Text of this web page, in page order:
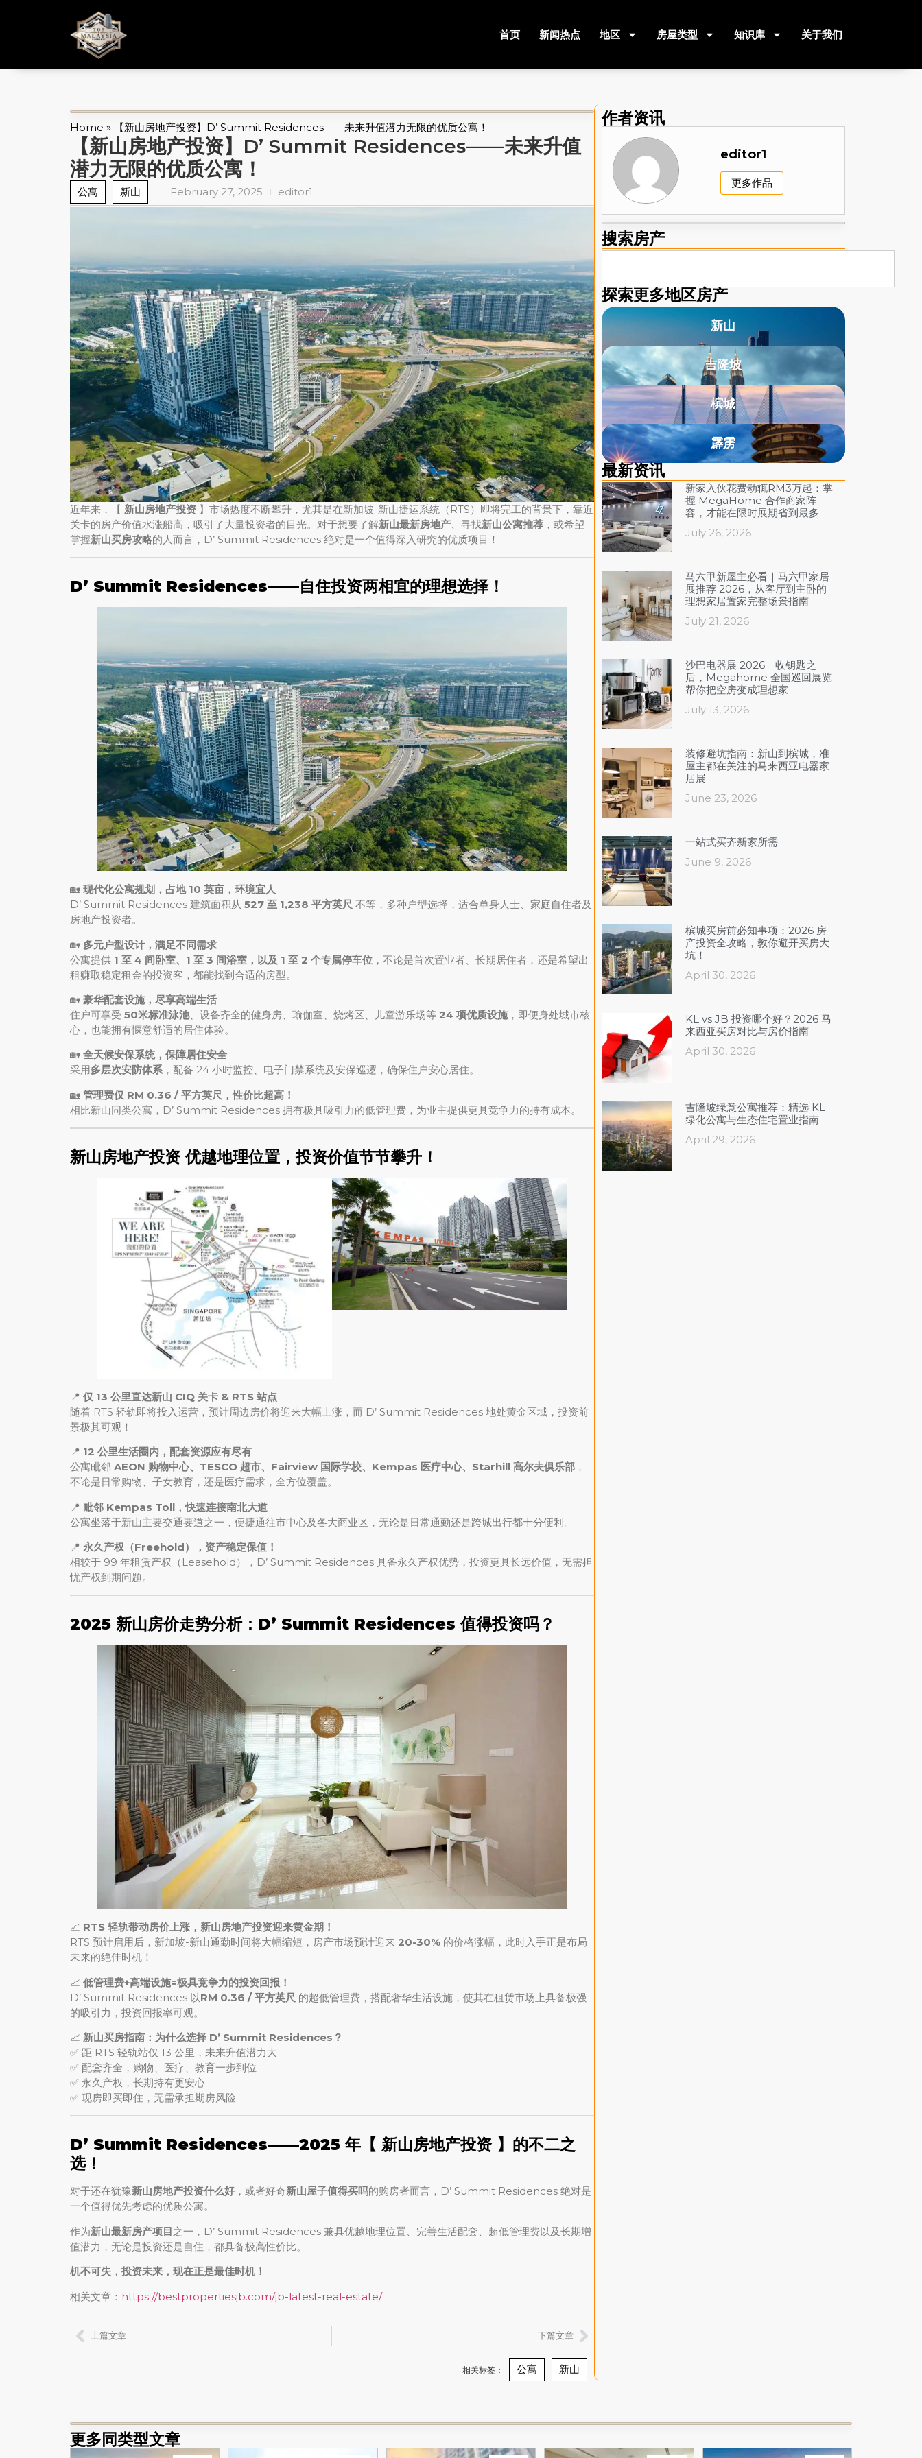
首页 新闻热点 地区 房屋类型 知识库 关于我们
Home » 【新山房地产投资】D’ Summit Residences——未来升值潜力无限的优质公寓！
【新山房地产投资】D’ Summit Residences——未来升值
潜力无限的优质公寓！
公寓 新山 February 27, 2025 editor1
近年来，【 新山房地产投资 】市场热度不断攀升，尤其是在新加坡-新山捷运系统（RTS）即将完工的背景下，靠近
关卡的房产价值水涨船高，吸引了大量投资者的目光。对于想要了解新山最新房地产、寻找新山公寓推荐 ，或希望
掌握新山买房攻略的人而言，D’ Summit Residences 绝对是一个值得深入研究的优质项目！
D’ Summit Residences——自住投资两相宜的理想选择！
🏡 现代化公寓规划，占地 10 英亩，环境宜人
D’ Summit Residences 建筑面积从 527 至 1,238 平方英尺 不等，多种户型选择，适合单身人士、家庭自住者及
房地产投资者。
🏡 多元户型设计，满足不同需求
公寓提供 1 至 4 间卧室、1 至 3 间浴室，以及 1 至 2 个专属停车位 ，不论是首次置业者、长期居住者，还是希望出
租赚取稳定租金的投资客，都能找到合适的房型。
🏡 豪华配套设施，尽享高端生活
住户可享受 50米标准泳池、设备齐全的健身房、瑜伽室、烧烤区、儿童游乐场等 24 项优质设施，即便身处城市核
心，也能拥有惬意舒适的居住体验。
🏡 全天候安保系统，保障居住安全
采用多层次安防体系，配备 24 小时监控、电子门禁系统及安保巡逻，确保住户安心居住。
🏡 管理费仅 RM 0.36 / 平方英尺，性价比超高！
相比新山同类公寓，D’ Summit Residences 拥有极具吸引力的低管理费，为业主提供更具竞争力的持有成本。
新山房地产投资 优越地理位置，投资价值节节攀升！
📍 仅 13 公里直达新山 CIQ 关卡 & RTS 站点
随着 RTS 轻轨即将投入运营，预计周边房价将迎来大幅上涨，而 D’ Summit Residences 地处黄金区域，投资前
景极其可观！
📍 12 公里生活圈内，配套资源应有尽有
公寓毗邻 AEON 购物中心、TESCO 超市、Fairview 国际学校、Kempas 医疗中心、Starhill 高尔夫俱乐部 ，
不论是日常购物、子女教育，还是医疗需求，全方位覆盖。
📍 毗邻 Kempas Toll，快速连接南北大道
公寓坐落于新山主要交通要道之一，便捷通往市中心及各大商业区，无论是日常通勤还是跨城出行都十分便利。
📍 永久产权（Freehold），资产稳定保值！
相较于 99 年租赁产权（Leasehold），D’ Summit Residences 具备永久产权优势，投资更具长远价值，无需担
忧产权到期问题。
2025 新山房价走势分析：D’ Summit Residences 值得投资吗？
📈 RTS 轻轨带动房价上涨，新山房地产投资迎来黄金期！
RTS 预计启用后，新加坡-新山通勤时间将大幅缩短，房产市场预计迎来 20-30% 的价格涨幅，此时入手正是布局
未来的绝佳时机！
📈 低管理费+高端设施=极具竞争力的投资回报！
D’ Summit Residences 以RM 0.36 / 平方英尺 的超低管理费，搭配奢华生活设施，使其在租赁市场上具备极强
的吸引力，投资回报率可观。
📈 新山买房指南：为什么选择 D’ Summit Residences？
✅ 距 RTS 轻轨站仅 13 公里，未来升值潜力大
✅ 配套齐全，购物、医疗、教育一步到位
✅ 永久产权，长期持有更安心
✅ 现房即买即住，无需承担期房风险
D’ Summit Residences——2025 年【 新山房地产投资 】的不二之
选！
对于还在犹豫新山房地产投资什么好 ，或者好奇新山屋子值得买吗的购房者而言，D’ Summit Residences 绝对是
一个值得优先考虑的优质公寓。
作为新山最新房产项目之一，D’ Summit Residences 兼具优越地理位置、完善生活配套、超低管理费以及长期增
值潜力，无论是投资还是自住，都具备极高性价比。
机不可失，投资未来，现在正是最佳时机！
相关文章： https://bestpropertiesjb.com/jb-latest-real-estate/
上篇文章 下篇文章
相关标签： 公寓 新山
作者资讯
editor1
更多作品
搜索房产
探索更多地区房产​
新山
吉隆坡
槟城
霹雳
最新资讯​
新家入伙花费动辄RM3万起：掌
握 MegaHome 合作商家阵
容，才能在限时展期省到最多
July 26, 2026
马六甲新屋主必看｜马六甲家居
展推荐 2026，从客厅到主卧的
理想家居置家完整场景指南
July 21, 2026
沙巴电器展 2026｜收钥匙之
后，Megahome 全国巡回展览
帮你把空房变成理想家
July 13, 2026
装修避坑指南：新山到槟城，准
屋主都在关注的马来西亚电器家
居展
June 23, 2026
一站式买齐新家所需
June 9, 2026
槟城买房前必知事项：2026 房
产投资全攻略，教你避开买房大
坑！
April 30, 2026
KL vs JB 投资哪个好？2026 马
来西亚买房对比与房价指南
April 30, 2026
吉隆坡绿意公寓推荐：精选 KL
绿化公寓与生态住宅置业指南
April 29, 2026
更多同类型文章